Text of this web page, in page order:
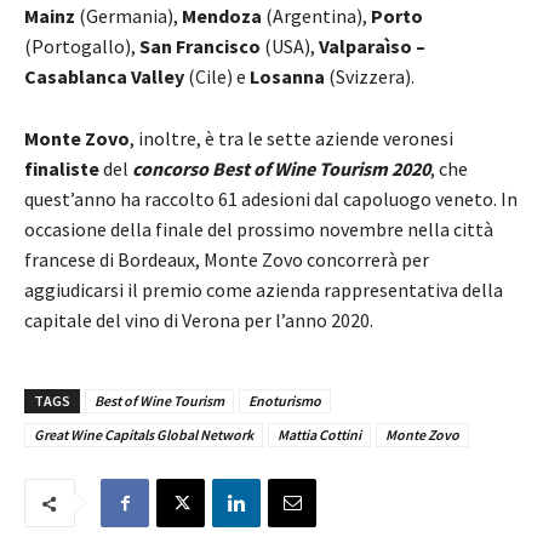
Mainz (Germania), Mendoza (Argentina), Porto
(Portogallo), San Francisco (USA), Valparaìso –
Casablanca Valley (Cile) e Losanna (Svizzera).
Monte Zovo, inoltre, è tra le sette aziende veronesi
finalistedel concorso Best of Wine Tourism 2020, che
quest’anno ha raccolto 61 adesioni dal capoluogo veneto. In
occasione della finale del prossimo novembre nella città
francese di Bordeaux, Monte Zovo concorrerà per
aggiudicarsi il premio come azienda rappresentativa della
capitale del vino di Verona per l’anno 2020.
TAGS Best of Wine Tourism
Enoturismo
Great Wine Capitals Global Network
Mattia Cottini Monte Zovo